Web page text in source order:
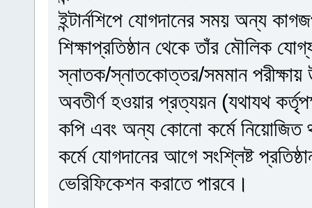
ইন্টার্নশিপে যোগদানের সময় অন্য
শিক্ষাপ্রতিষ্ঠান থেকে তাঁর মৌলিক
স্নাতক/স্নাতকোত্তর/সমমান
অবতীর্ণ হওয়ার প্রত্যয়ন (যথাযথ
কপি এবং অন্য কোনো কর্মে নিয়োজিত
কর্মে যোগদানের আগে সংশ্লিষ্ট
ভেরিফিকেশন করাতে পারবে।